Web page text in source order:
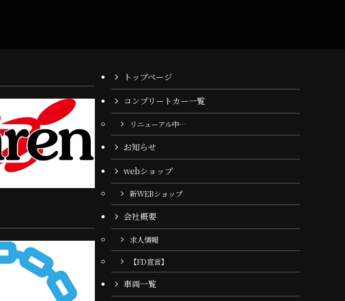
トップページ
コンプリートカー一覧
リニューアル中…
お知らせ
webショップ
新WEBショップ
会社概要
求人情報
【FD宣言】
車両一覧